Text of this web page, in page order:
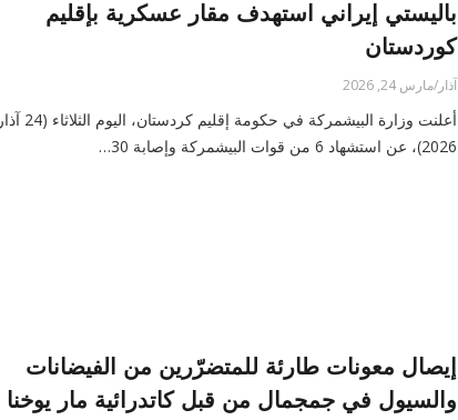
باليستي إيراني استهدف مقار عسكرية بإقليم
كوردستان
آذار/مارس 24, 2026
أعلنت وزارة البيشمركة في حكومة إقليم كردستان، اليوم الثلاثاء (24 آذار
2026)، عن استشهاد 6 من قوات البيشمركة وإصابة 30…
إيصال معونات طارئة للمتضرّرين من الفيضانات
والسيول في جمجمال من قبل كاتدرائية مار يوخنا